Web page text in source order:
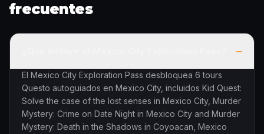
frecuentes
–
El Mexico City Exploration Pass desbloquea 6 tours
Questo autoguiados en Mexico City, incluidos Kid Quest:
Solve the case of the lost senses in Mexico City, Murder
Mystery: Crime on Date Night in Mexico City and Murder
Mystery: Death in the Shadows in Coyoacan, Mexico